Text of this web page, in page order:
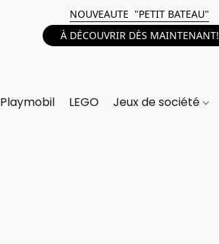
NOUVEAUTE "PETIT BATEAU"
À DÉCOUVRIR DÈS MAINTENANT!
Playmobil LEGO Jeux de société